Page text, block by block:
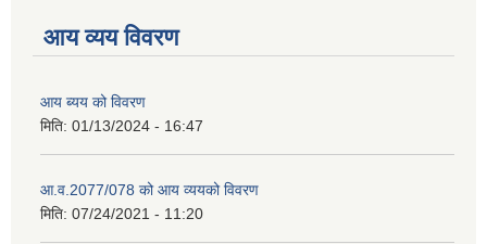
आय व्यय विवरण
आय ब्यय को विवरण
मिति: 01/13/2024 - 16:47
आ.व.2077/078 को आय व्ययको विवरण
मिति: 07/24/2021 - 11:20